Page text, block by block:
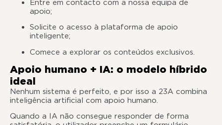
Entre em contacto com a nossa equipa de
apoio;
Solicite o acesso à plataforma de apoio
inteligente;
Comece a explorar os conteúdos exclusivos.
Apoio humano + IA: o modelo híbrido
ideal
Nenhum sistema é perfeito, e por isso a 23A combina
inteligência artificial com apoio humano.
Quando a IA não consegue responder de forma